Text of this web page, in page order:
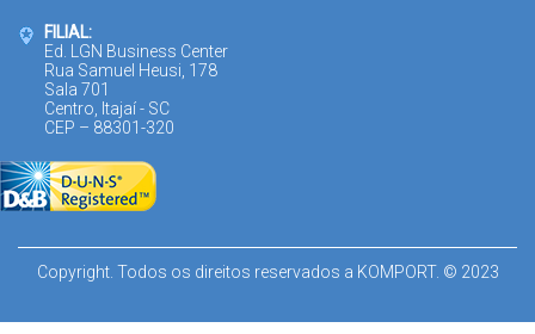
FILIAL:
Ed. LGN Business Center
Rua Samuel Heusi, 178
Sala 701
Centro, Itajaí - SC
CEP – 88301-320
Copyright. Todos os direitos reservados a KOMPORT. © 2023